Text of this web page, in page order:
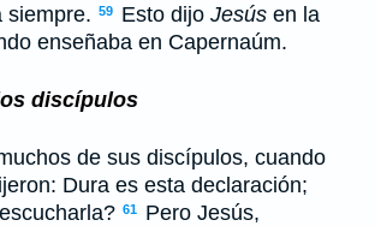
siempre. 59 Esto dijo Jesús en la
enseñaba en Capernaúm.
discípulos
de sus discípulos, cuando
Dura es esta declaración;
61
Pero Jesús,